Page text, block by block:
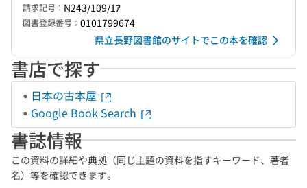
請求記号： N243/109/1ｱ
図書登録番号： 0101799674
県立長野図書館のサイトでこの本を確認
書店で探す
日本の古本屋
Google Book Search
書誌情報
この資料の詳細や典拠（同じ主題の資料を指すキーワード、著者
名）等を確認できます。